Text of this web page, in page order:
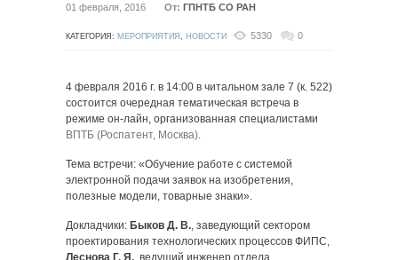
01 февраля, 2016 От: ГПНТБ СО РАН
КАТЕГОРИЯ: МЕРОПРИЯТИЯ НОВОСТИ 5330 0
4 февраля 2016 г. в 14:00 в читальном зале 7 (к. 522)
состоится очередная тематическая встреча в
режиме он-лайн, организованная специалистами
ВПТБ (Роспатент, Москва)
Тема встречи: «Обучение работе с системой
электронной подачи заявок на изобретения,
полезные модели, товарные знаки».
Докладчики: Быков Д. В. , заведующий сектором
проектирования технологических процессов ФИПС,
Леснова Г. Я. , ведущий инженер отдела